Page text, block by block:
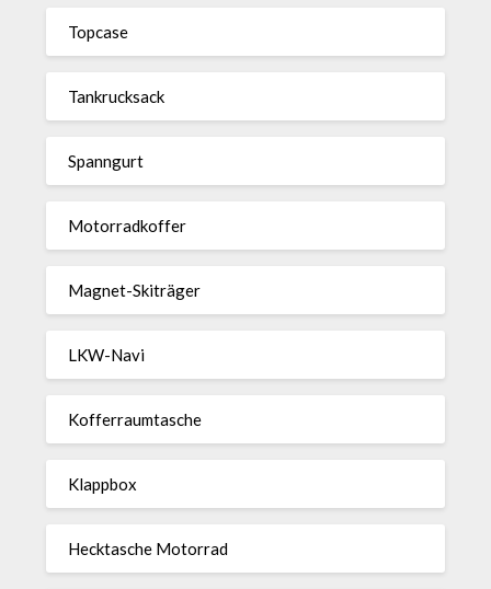
Topcase
Tan­kruck­sack
Spann­gurt
Motor­rad­koffer
Magnet-Ski­träger
LKW-Navi
Kof­fer­raum­ta­sche
Klappbox
Heck­ta­sche Motorrad